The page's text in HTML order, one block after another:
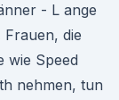
- L ange
die
wie Speed
nehmen, tun